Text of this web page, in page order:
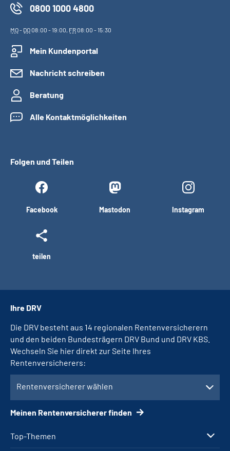
0800 1000 4800
MO- DO08:00 - 19:00, FR08:00 - 15:30
Mein Kundenportal
Nachricht schreiben
Beratung
Alle Kontaktmöglichkeiten
Folgen und Teilen
Facebook Mastodon Instagram
teilen
Top-Themen
Ihre DRV
Die DRV besteht aus 14 regionalen Rentenversicherern
und den beiden Bundesträgern DRV Bund und DRV KBS.
Wechseln Sie hier direkt zur Seite Ihres
Rentenversicherers:
Rentenversicherer wählen
Meinen Rentenversicherer finden